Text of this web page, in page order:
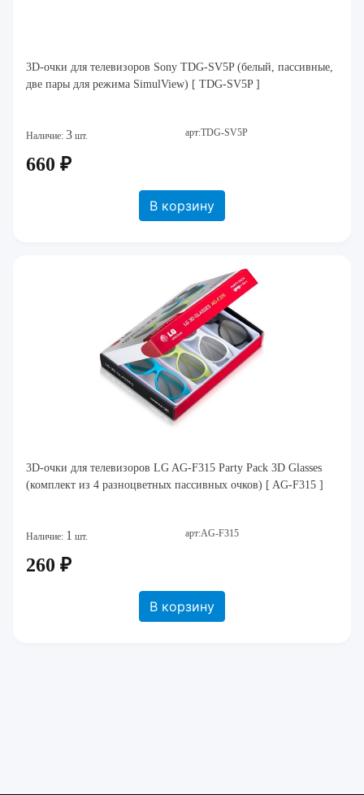
3D-очки для телевизоров Sony TDG-SV5P (белый, пассивные,
две пары для режима SimulView) [ TDG-SV5P ]
Наличие: 3 шт. арт:TDG-SV5P
660 ₽
В корзину
3D-очки для телевизоров LG AG-F315 Party Pack 3D Glasses
(комплект из 4 разноцветных пассивных очков) [ AG-F315 ]
Наличие: 1 шт. арт:AG-F315
260 ₽
В корзину